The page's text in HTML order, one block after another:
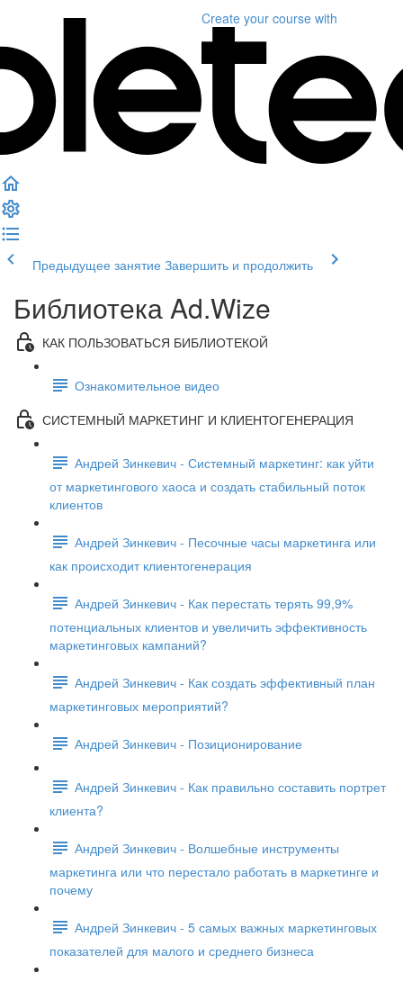
Create your course with
Предыдущее занятие Завершить и продолжить
Библиотека Ad.Wize
КАК ПОЛЬЗОВАТЬСЯ БИБЛИОТЕКОЙ
Ознакомительное видео
СИСТЕМНЫЙ МАРКЕТИНГ И КЛИЕНТОГЕНЕРАЦИЯ
Андрей Зинкевич - Системный маркетинг: как уйти
от маркетингового хаоса и создать стабильный поток
клиентов
Андрей Зинкевич - Песочные часы маркетинга или
как происходит клиентогенерация
Андрей Зинкевич - Как перестать терять 99,9%
потенциальных клиентов и увеличить эффективность
маркетинговых кампаний?
Андрей Зинкевич - Как создать эффективный план
маркетинговых мероприятий?
Андрей Зинкевич - Позиционирование
Андрей Зинкевич - Как правильно составить портрет
клиента?
Андрей Зинкевич - Волшебные инструменты
маркетинга или что перестало работать в маркетинге и
почему
Андрей Зинкевич - 5 самых важных маркетинговых
показателей для малого и среднего бизнеса